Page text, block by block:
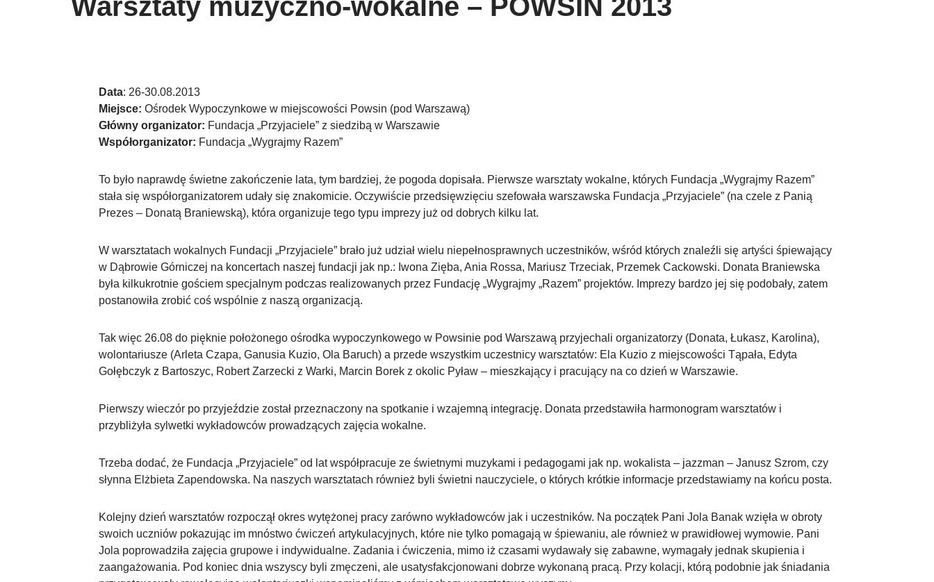
Warsztaty muzyczno-wokalne – POWSIN 2013
Data: 26-30.08.2013
Miejsce: Ośrodek Wypoczynkowe w miejscowości Powsin (pod Warszawą)
Główny organizator: Fundacja „Przyjaciele” z siedzibą w Warszawie
Współorganizator: Fundacja „Wygrajmy Razem”
To było naprawdę świetne zakończenie lata, tym bardziej, że pogoda dopisała. Pierwsze warsztaty wokalne, których Fundacja „Wygrajmy Razem”
stała się współorganizatorem udały się znakomicie. Oczywiście przedsięwzięciu szefowała warszawska Fundacja „Przyjaciele” (na czele z Panią
Prezes – Donatą Braniewską), która organizuje tego typu imprezy już od dobrych kilku lat.
W warsztatach wokalnych Fundacji „Przyjaciele” brało już udział wielu niepełnosprawnych uczestników, wśród których znaleźli się artyści śpiewający
w Dąbrowie Górniczej na koncertach naszej fundacji jak np.: Iwona Zięba, Ania Rossa, Mariusz Trzeciak, Przemek Cackowski. Donata Braniewska
była kilkukrotnie gościem specjalnym podczas realizowanych przez Fundację „Wygrajmy „Razem” projektów. Imprezy bardzo jej się podobały, zatem
postanowiła zrobić coś wspólnie z naszą organizacją.
Tak więc 26.08 do pięknie położonego ośrodka wypoczynkowego w Powsinie pod Warszawą przyjechali organizatorzy (Donata, Łukasz, Karolina),
wolontariusze (Arleta Czapa, Ganusia Kuzio, Ola Baruch) a przede wszystkim uczestnicy warsztatów: Ela Kuzio z miejscowości Tąpała, Edyta
Gołębczyk z Bartoszyc, Robert Zarzecki z Warki, Marcin Borek z okolic Pyław – mieszkający i pracujący na co dzień w Warszawie.
Pierwszy wieczór po przyjeździe został przeznaczony na spotkanie i wzajemną integrację. Donata przedstawiła harmonogram warsztatów i
przybliżyła sylwetki wykładowców prowadzących zajęcia wokalne.
Trzeba dodać, że Fundacja „Przyjaciele” od lat współpracuje ze świetnymi muzykami i pedagogami jak np. wokalista – jazzman – Janusz Szrom, czy
słynna Elżbieta Zapendowska. Na naszych warsztatach również byli świetni nauczyciele, o których krótkie informacje przedstawiamy na końcu posta.
Kolejny dzień warsztatów rozpoczął okres wytężonej pracy zarówno wykładowców jak i uczestników. Na początek Pani Jola Banak wzięła w obroty
swoich uczniów pokazując im mnóstwo ćwiczeń artykulacyjnych, które nie tylko pomagają w śpiewaniu, ale również w prawidłowej wymowie. Pani
Jola poprowadziła zajęcia grupowe i indywidualne. Zadania i ćwiczenia, mimo iż czasami wydawały się zabawne, wymagały jednak skupienia i
zaangażowania. Pod koniec dnia wszyscy byli zmęczeni, ale usatysfakcjonowani dobrze wykonaną pracą. Przy kolacji, którą podobnie jak śniadania